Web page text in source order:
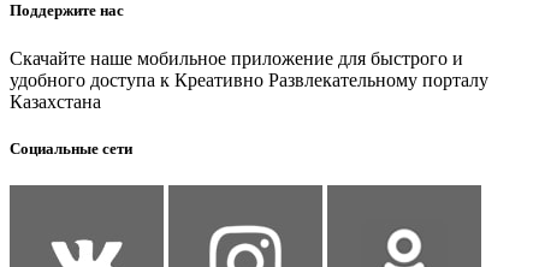
Поддержите нас
Скачайте наше мобильное приложение для быстрого и
удобного доступа к Креативно Развлекательному порталу
Казахстана
Социальные сети